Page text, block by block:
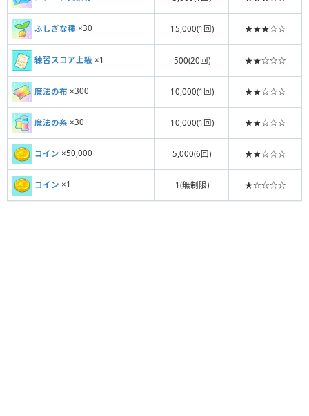
ふしぎな種 ×30 15,000(1回) ★★★☆☆
練習スコア上級 ×1 500(20回) ★★☆☆☆
魔法の布 ×300 10,000(1回) ★★☆☆☆
魔法の糸 ×30 10,000(1回) ★★☆☆☆
コイン ×50,000 5,000(6回) ★★☆☆☆
コイン ×1 1(無制限) ★☆☆☆☆